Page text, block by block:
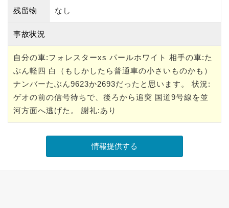
残留物 なし
事故状況
自分の車:フォレスターxs パールホワイト 相手の車:た
ぶん軽四 白（もしかしたら普通車の小さいものかも）
ナンバーたぶん9623か2693だったと思います。 状況:
ゲオの前の信号待ちで、後ろから追突 国道9号線を並
河方面へ逃げた。 謝礼:あり